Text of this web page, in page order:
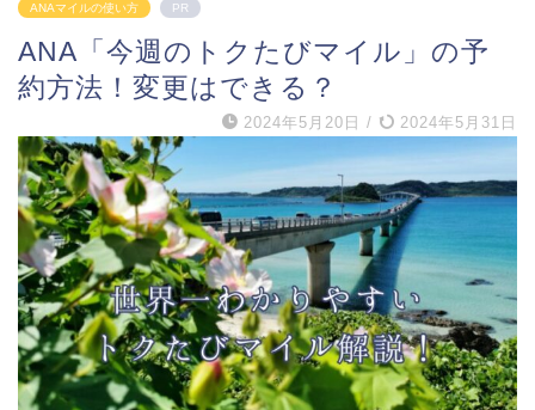
ANAマイルの使い方 PR
ANA「今週のトクたびマイル」の予
約方法！変更はできる？
2024年5月20日 / 2024年5月31日